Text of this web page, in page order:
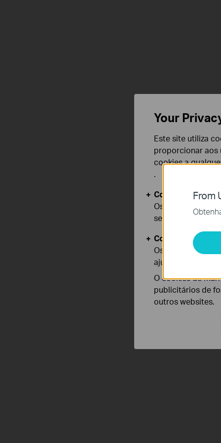
From
Your
Este site utiliza
proporcionar aos
cookies a
.
Cookies Básicos
Os cookies são
seus sistemas.
Cookies de
Os cookies de
ajustar a
O cookies de
publicitários de
outros websites.